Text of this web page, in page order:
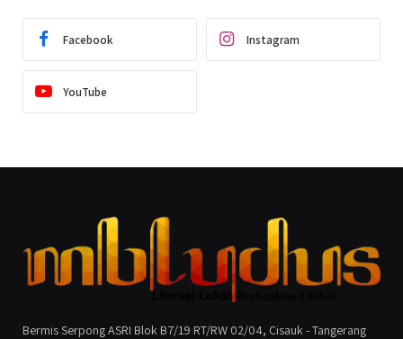
Facebook Instagram
YouTube
Bermis Serpong ASRI Blok B7/19 RT/RW 02/04, Cisauk - Tangerang